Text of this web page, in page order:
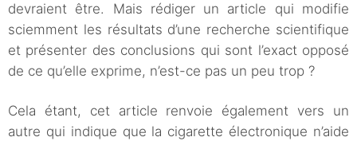
devraient être. Mais rédiger un article qui modifie
sciemment les résultats d’une recherche scientifique
et présenter des conclusions qui sont l’exact opposé
de ce qu’elle exprime, n’est-ce pas un peu trop ?
Cela étant, cet article renvoie également vers un
autre qui indique que la cigarette électronique n’aide